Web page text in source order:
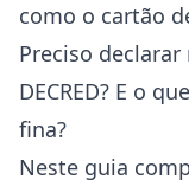
como o cartão
Preciso declarar
DECRED? E o
fina?
Neste guia